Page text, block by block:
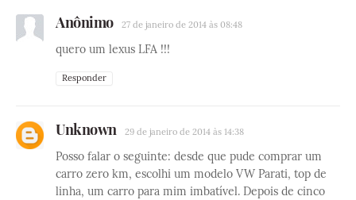
Anônimo 27 de janeiro de 2014 às 08:48
quero um lexus LFA !!!
Responder
Unknown 29 de janeiro de 2014 às 14:38
Posso falar o seguinte: desde que pude comprar um
carro zero km, escolhi um modelo VW Parati, top de
linha, um carro para mim imbatível. Depois de cinco